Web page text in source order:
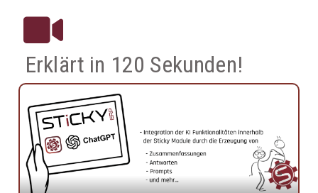
Erklärt in 120 Sekunden!